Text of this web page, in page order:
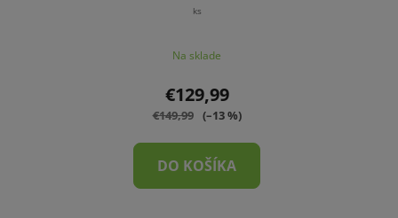
ks
Na sklade
€129,99
€149,99 (–13 %)
DO KOŠÍKA